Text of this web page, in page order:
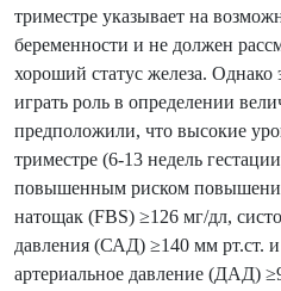
триместре указывает на
беременности и не должен
хороший статус железа. Однако
играть роль в определении
предположили, что высокие
триместре (6-13 недель
повышенным риском
натощак (FBS) ≥126 мг/дл,
давления (САД) ≥140 мм рт.ст. и
артериальное давление (ДАД)